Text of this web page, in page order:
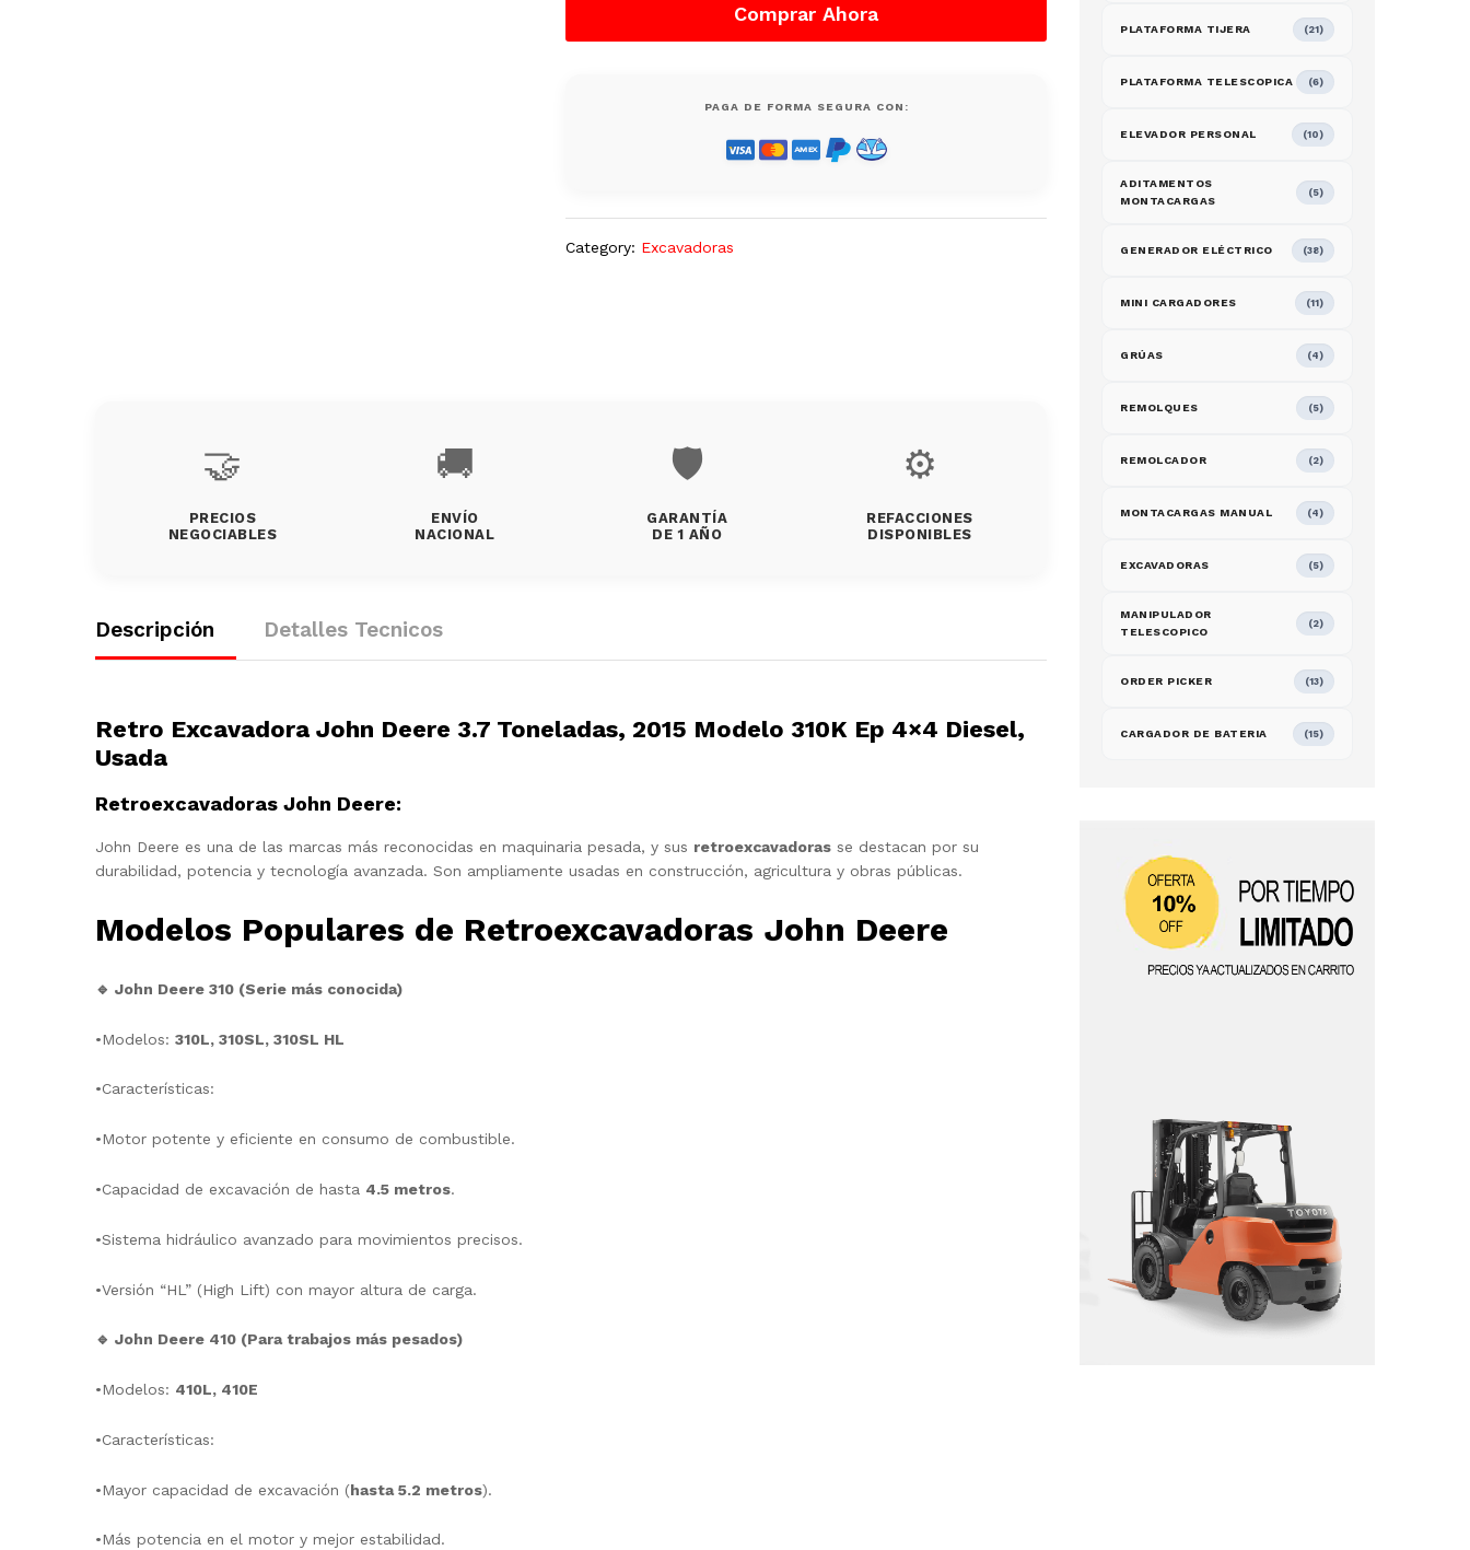
Toneladas,
Comprar Ahora
PAGA DE FORMA SEGURA CON:
Category: Excavadoras
🤝
PRECIOS
NEGOCIABLES
🚚
ENVÍO
NACIONAL
🛡️
GARANTÍA
DE 1 AÑO
⚙️
REFACCIONES
DISPONIBLES
Descripción Detalles Tecnicos
Retro Excavadora John Deere 3.7 Toneladas, 2015 Modelo 310K Ep 4×4 Diesel,
Usada
Retroexcavadoras John Deere:
John Deere es una de las marcas más reconocidas en maquinaria pesada, y sus retroexcavadoras se destacan por su
durabilidad, potencia y tecnología avanzada. Son ampliamente usadas en construcción, agricultura y obras públicas.
Modelos Populares de Retroexcavadoras John Deere
🔹 John Deere 310 (Serie más conocida)
•Modelos: 310L, 310SL, 310SL HL
•Características:
•Motor potente y eficiente en consumo de combustible.
•Capacidad de excavación de hasta 4.5 metros.
•Sistema hidráulico avanzado para movimientos precisos.
•Versión “HL” (High Lift) con mayor altura de carga.
🔹 John Deere 410 (Para trabajos más pesados)
•Modelos: 410L, 410E
•Características:
•Mayor capacidad de excavación (hasta 5.2 metros).
•Más potencia en el motor y mejor estabilidad.
PLATAFORMA TIJERA (21)
PLATAFORMA TELESCOPICA (6)
ELEVADOR PERSONAL (10)
ADITAMENTOS
MONTACARGAS
(5)
GENERADOR ELÉCTRICO (38)
MINI CARGADORES (11)
GRÚAS (4)
REMOLQUES (5)
REMOLCADOR (2)
MONTACARGAS MANUAL (4)
EXCAVADORAS (5)
MANIPULADOR
TELESCOPICO
(2)
ORDER PICKER (13)
CARGADOR DE BATERIA (15)